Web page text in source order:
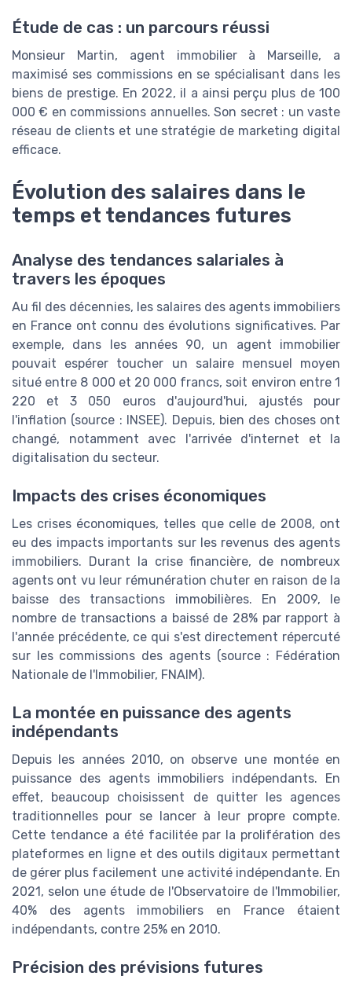
Étude de cas : un parcours réussi
Monsieur Martin, agent immobilier à Marseille, a
maximisé ses commissions en se spécialisant dans les
biens de prestige. En 2022, il a ainsi perçu plus de 100
000 € en commissions annuelles. Son secret : un vaste
réseau de clients et une stratégie de marketing digital
efficace.
Évolution des salaires dans le
temps et tendances futures
Analyse des tendances salariales à
travers les époques
Au fil des décennies, les salaires des agents immobiliers
en France ont connu des évolutions significatives. Par
exemple, dans les années 90, un agent immobilier
pouvait espérer toucher un salaire mensuel moyen
situé entre 8 000 et 20 000 francs, soit environ entre 1
220 et 3 050 euros d'aujourd'hui, ajustés pour
l'inflation (source : INSEE). Depuis, bien des choses ont
changé, notamment avec l'arrivée d'internet et la
digitalisation du secteur.
Impacts des crises économiques
Les crises économiques, telles que celle de 2008, ont
eu des impacts importants sur les revenus des agents
immobiliers. Durant la crise financière, de nombreux
agents ont vu leur rémunération chuter en raison de la
baisse des transactions immobilières. En 2009, le
nombre de transactions a baissé de 28% par rapport à
l'année précédente, ce qui s'est directement répercuté
sur les commissions des agents (source : Fédération
Nationale de l'Immobilier, FNAIM).
La montée en puissance des agents
indépendants
Depuis les années 2010, on observe une montée en
puissance des agents immobiliers indépendants. En
effet, beaucoup choisissent de quitter les agences
traditionnelles pour se lancer à leur propre compte.
Cette tendance a été facilitée par la prolifération des
plateformes en ligne et des outils digitaux permettant
de gérer plus facilement une activité indépendante. En
2021, selon une étude de l'Observatoire de l'Immobilier,
40% des agents immobiliers en France étaient
indépendants, contre 25% en 2010.
Précision des prévisions futures